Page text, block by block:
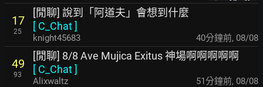
17
25
[閒聊] 說到「阿道夫」會想到什麼
[ C_Chat]
knight45683 40分鐘前, 08/08
49
93
[閒聊] 8/8 Ave Mujica Exitus 神場啊啊啊啊啊
[ C_Chat]
Alixwaltz 51分鐘前, 08/08